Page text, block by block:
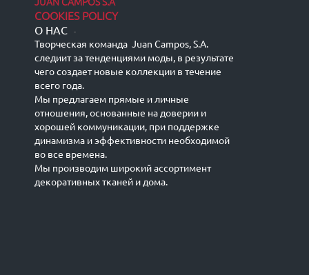
COOKIES POLICY
О НАС -
Творческая команда Juan Campos, S.A.
следиит за тенденциями моды, в результате
чего создает новые коллекции в течение
всего года.
Мы предлагаем прямые и личные
отношения, основанные на доверии и
хорошей коммуникации, при поддержке
динамизма и эффективности необходимой
во все времена.
Мы производим широкий ассортимент
декоративных тканей и дома.